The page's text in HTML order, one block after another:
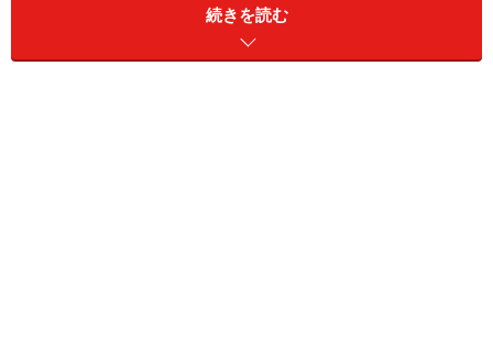
ロイヤルブルーのトップスを主役に
続きを読む